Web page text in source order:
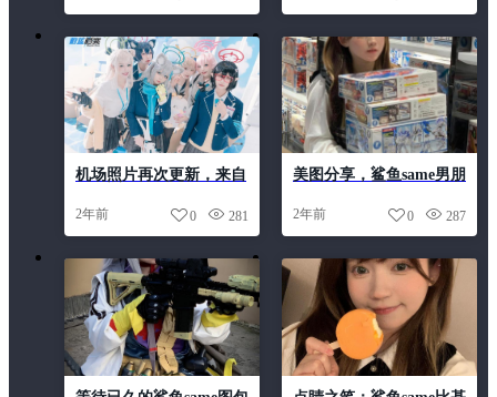
机场照片再次更新，来自
放送
2年前 281
0
美图分享，鲨鱼same男朋
2年前 287
0